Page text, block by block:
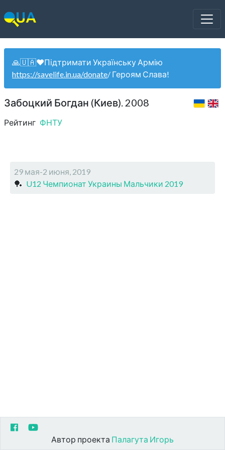
🙏🇺🇦❤️Підтримати Українську Армію
https://savelife.in.ua/donate/ Героям Слава!
Забоцкий Богдан (Киев). 2008
Рейтинг ФНТУ
29 мая-2 июня, 2019
🏓 U12 Чемпионат Украины Мальчики 2019
Автор проекта Палагута Игорь